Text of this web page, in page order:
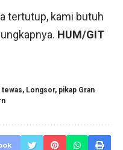
tertutup, kami butuh
HUM/GIT
tewas, Longsor, pikap Gran